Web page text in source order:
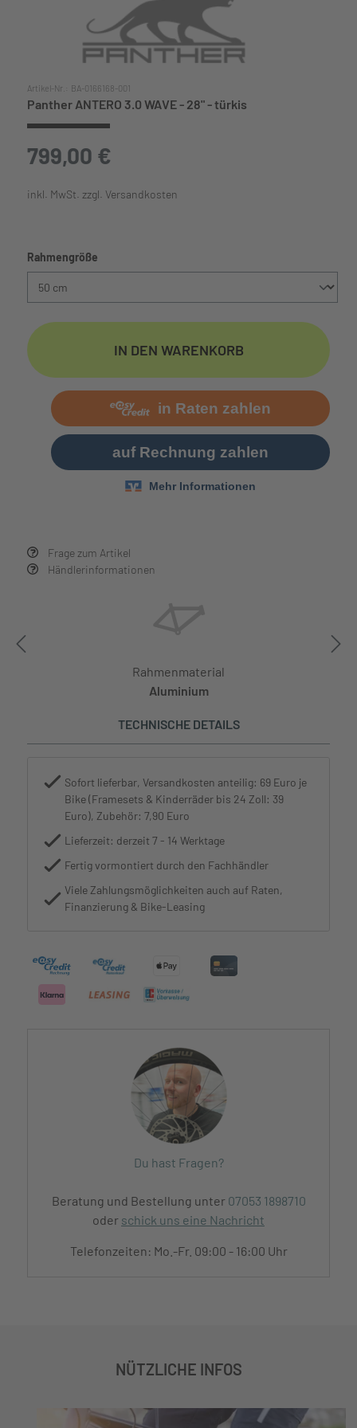
Artikel-Nr.: BA-0166168-001
Panther ANTERO 3.0 WAVE - 28" - türkis
799,00 €
inkl. MwSt. zzgl. Versandkosten
Frage zum Artikel
Händlerinformationen
Rahmengröße
IN DEN WARENKORB
Rahmenmaterial
Aluminium
TECHNISCHE DETAILS
Sofort lieferbar, Versandkosten anteilig: 69 Euro je
Bike (Framesets & Kinderräder bis 24 Zoll: 39
Euro), Zubehör: 7,90 Euro
Lieferzeit: derzeit 7 - 14 Werktage
Fertig vormontiert durch den Fachhändler
Viele Zahlungsmöglichkeiten auch auf Raten,
Finanzierung & Bike-Leasing
Du hast Fragen?
Beratung und Bestellung unter 07053 1898710
oder schick uns eine Nachricht
Telefonzeiten: Mo.-Fr. 09:00 - 16:00 Uhr
NÜTZLICHE INFOS